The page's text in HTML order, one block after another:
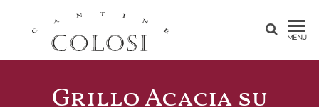
CANTINE
COLOSI –
MENU
Grillo Acacia su